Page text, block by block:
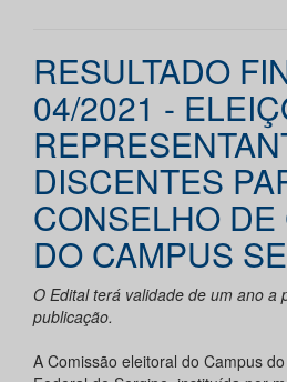
RESULTADO
04/2021 -
DISCENTES
CONSELHO
DO CAMPUS
O Edital terá validade de um ano a
publicação.
A Comissão eleitoral do Campus